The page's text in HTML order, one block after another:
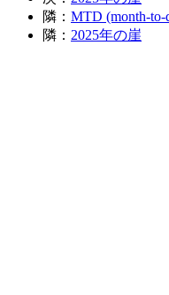
隣： MTD (month-to-
隣： 2025年の崖